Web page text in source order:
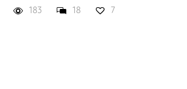
183 18 7